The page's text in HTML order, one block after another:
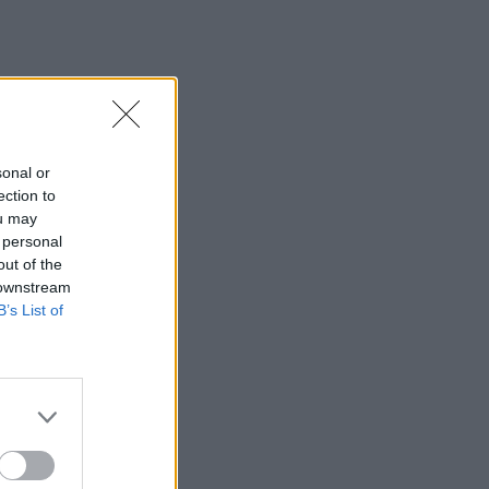
or
to
may
of the
List of
Ιταλία: Στη Νάπολη καταγράφηκε
θερμοκρασία-ρεκόρ 48 βαθμών